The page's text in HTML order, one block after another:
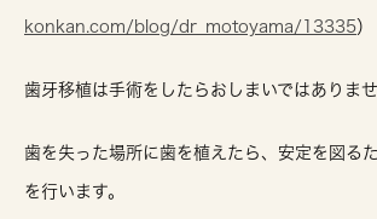
konkan.com/blog/dr_motoyama/13335）
歯牙移植は手術をしたらおしまいではありませ
歯を失った場所に歯を植えたら、安定を図る
を行います。